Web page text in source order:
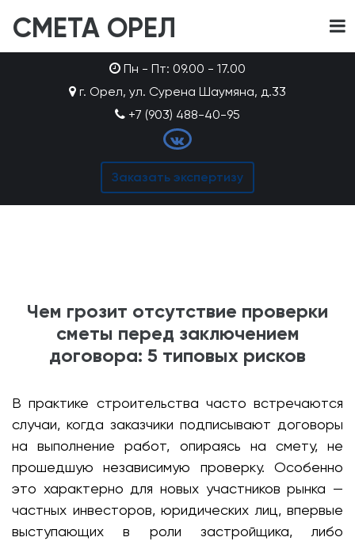
СМЕТА ОРЕЛ
Пн - Пт: 09.00 - 17.00
г. Орел, ул. Сурена Шаумяна, д.33
+7 (903) 488-40-95
Заказать экспертизу
Чем грозит отсутствие проверки
сметы перед заключением
договора: 5 типовых рисков
В практике строительства часто встречаются
случаи, когда заказчики подписывают договоры
на выполнение работ, опираясь на смету, не
прошедшую независимую проверку. Особенно
это характерно для новых участников рынка —
частных инвесторов, юридических лиц, впервые
выступающих в роли застройщика, либо